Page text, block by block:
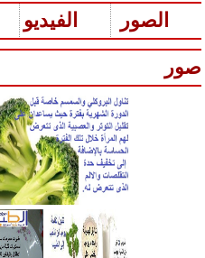
الصور الفيديو
صور